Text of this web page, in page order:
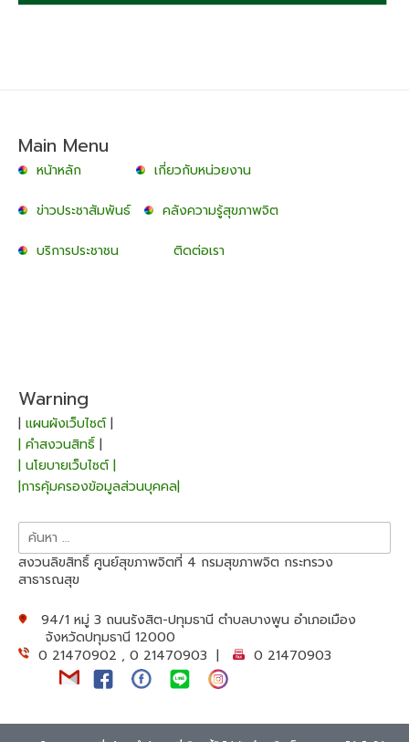
Main Menu
หน้าหลัก เกี่ยวกับหน่วยงาน
ข่าวประชาสัมพันธ์ คลังความรู้สุขภาพจิต
บริการประชาชน ติดต่อเรา
Warning
| แผนผังเว็บไซต์|
| คำสงวนสิทธิ์ |
| นโยบายเว็บไซต์ |
|การคุ้มครองข้อมูลส่วนบุคคล|
ค้นหา
สำหรับ:
สงวนลิขสิทธิ์ ศูนย์สุขภาพจิตที่ 4 กรมสุขภาพจิต กระทรวง
สาธารณสุข
94/1 หมู่ 3 ถนนรังสิต-ปทุมธานี ตำบลบางพูน อำเภอเมือง
จังหวัดปทุมธานี 12000
0 21470902 , 0 21470903 |
0 21470903